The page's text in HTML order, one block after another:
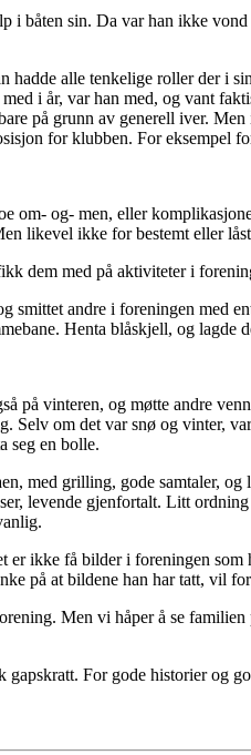
i båten sin. Da var han ikke
alle tenkelige roller der i
i år, var han med, og vant
på grunn av generell iver.
for klubben. For eksempel
om- og- men, eller
likevel ikke for bestemt eller
dem med på aktiviteter i
smittet andre i foreningen med
Henta blåskjell, og lagde
på vinteren, og møtte andre
om det var snø og vinter,
seg en bolle.
med grilling, gode samtaler,
levende gjenfortalt. Litt
ikke få bilder i foreningen som
på at bildene han har tatt, vil
Men vi håper å se
For gode historier og